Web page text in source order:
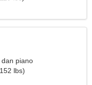
piano
lbs)